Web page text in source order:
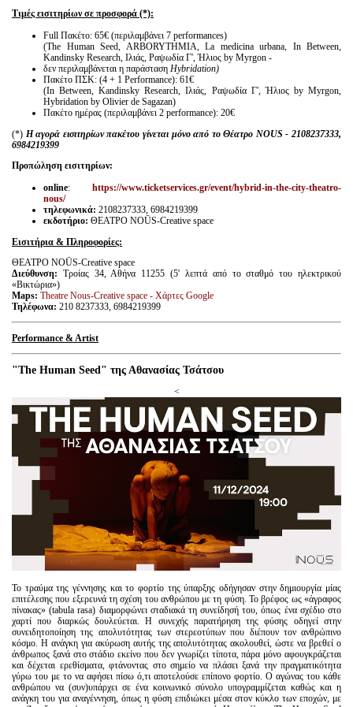
Τιμές εισιτηρίων σε προσφορά (*):
Full Πακέτο: 65€ (περιλαμβάνει 7 performances)
(The Human Seed, ARBORYTHMIA, La medicina urbana, In Between,
Kandinsky Research, Ιλιάς, Ραψωδία Γ', Ήλιος by Myrgon -
δεν περιλαμβάνεται η παράσταση Hybridation)
Πακέτο ΠΣΚ: (4 + 1 Performance): 61€
(In Between, Kandinsky Research, Ιλιάς, Ραψωδία Γ', Ήλιος by Myrgon,
Hybridation by Olivier de Sagazan)
Πακέτο ημέρας (περιλαμβάνει 2 performance): 20€
(*) Η αγορά εισιτηρίων πακέτου γίνεται μόνο από το Θέατρο NOUS - 2108237333,
6984219399
Προπώληση εισιτηρίων:
online: https://www.ticketservices.gr/event/hybrid-in-the-city-theatro-
nous/
τηλεφωνικά: 2108237333, 6984219399
εκδοτήριο: ΘΕΑΤΡΟ NOŪS-Creative space
Εισιτήρια & Πληροφορίες:
ΘΕΑΤΡΟ NOŪS-Creative space
Διεύθυνση: Τροίας 34, Αθήνα 11255 (5' λεπτά από το σταθμό του ηλεκτρικού
«Βικτώρια»)
Maps: Theatre Nous-Creative space - Χάρτες Google
Τηλέφωνα: 210 8237333, 6984219399
Performance & Artist
"The Human Seed" της Αθανασίας Τσάτσου
<
Το τραύμα της γέννησης και το φορτίο της ύπαρξης οδήγησαν στην δημιουργία μίας
επιτέλεσης που εξερευνά τη σχέση του ανθρώπου με τη φύση. Το βρέφος ως «άγραφος
πίνακας» (tabula rasa) διαμορφώνει σταδιακά τη συνείδησή του, όπως ένα σχέδιο στο
χαρτί που διαρκώς δουλεύεται. Η συνεχής παρατήρηση της φύσης οδηγεί στην
συνειδητοποίηση της απολυτότητας των στερεοτύπων που διέπουν τον ανθρώπινο
κόσμο. Η ανάγκη για ακύρωση αυτής της απολυτότητας ακολουθεί, ώστε να βρεθεί ο
άνθρωπος ξανά στο στάδιο εκείνο που δεν γνωρίζει τίποτα, πάρα μόνο αφουγκράζεται
και δέχεται ερεθίσματα, φτάνοντας στο σημείο να πλάσει ξανά την πραγματικότητα
γύρω του με το να αφήσει πίσω ό,τι αποτελούσε επίπονο φορτίο. Ο αγώνας του κάθε
ανθρώπου να (συν)υπάρχει σε ένα κοινωνικό σύνολο υπογραμμίζεται καθώς και η
ανάγκη του για αναγέννηση, όπως η φύση επιδιώκει μέσα στον κύκλο των εποχών, με